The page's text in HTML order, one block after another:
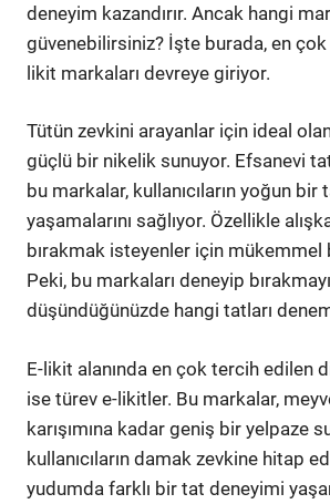
deneyim kazandırır. Ancak hangi
güvenebilirsiniz? İşte burada, en
likit markaları devreye giriyor.
Tütün zevkini arayanlar için ideal
güçlü bir nikelik sunuyor. Efsanevi
bu markalar, kullanıcıların yoğun bir
yaşamalarını sağlıyor. Özellikle
bırakmak isteyenler için
Peki, bu markaları deneyip bırakmayı
düşündüğünüzde hangi tatları
E-likit alanında en çok tercih edilen
ise türev e-likitler. Bu markalar,
karışımına kadar geniş bir yelpaze
kullanıcıların damak zevkine hitap
yudumda farklı bir tat deneyimi